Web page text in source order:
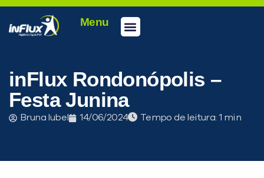
Menu
inFlux Rondonópolis –
Festa Junina
Bruna Iubel 14/06/2024 Tempo de leitura: